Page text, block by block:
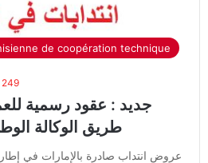
de coopération technique
جديد : عقود رسمية
طريق الوكالة
عروض انتداب صادرة بالإمارات في إطار